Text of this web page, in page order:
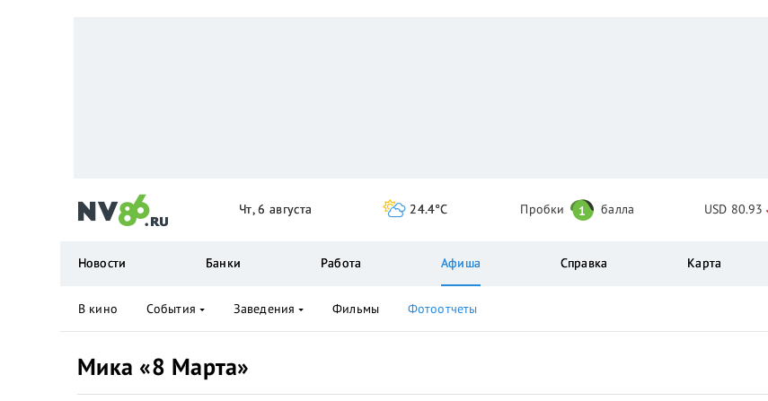
Мика «8 Марта»
Чт, 6 августа 24.4°C Пробки 1 балла USD 80.93
Новости Банки Работа Афиша Справка Карта
В кино События Заведения Фильмы Фотоотчеты